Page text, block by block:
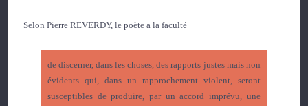
Selon Pierre REVERDY, le poète a la faculté
de discerner, dans les choses, des rapports justes mais non
évidents qui, dans un rapprochement violent, seront
susceptibles de produire, par un accord imprévu, une